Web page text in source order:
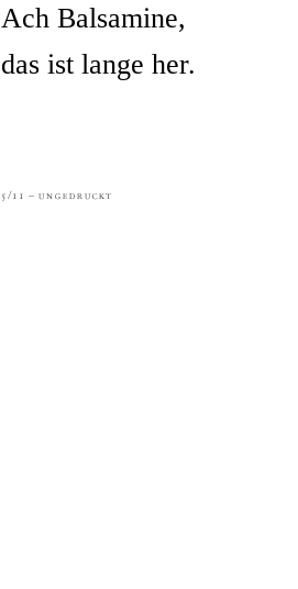
Ach Balsamine,
das ist lange her.